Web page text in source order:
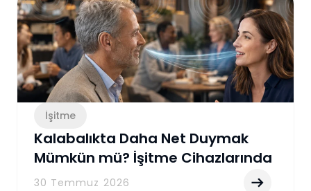
İşitme
Kalabalıkta Daha Net Duymak
Mümkün mü? İşitme Cihazlarında
Gürültü Azaltma Teknolojisi
30 Temmuz 2026